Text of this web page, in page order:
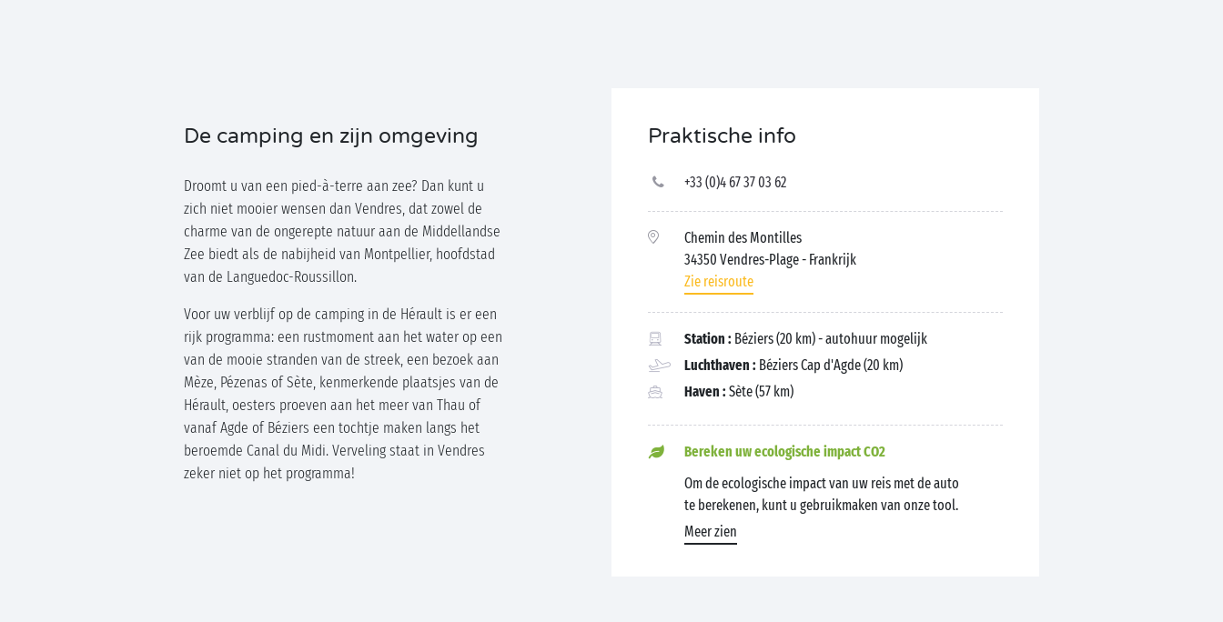
De camping en zijn omgeving
Droomt u van een pied-à-terre aan zee? Dan kunt u
zich niet mooier wensen dan Vendres, dat zowel de
charme van de ongerepte natuur aan de Middellandse
Zee biedt als de nabijheid van Montpellier, hoofdstad
van de Languedoc-Roussillon.
Voor uw verblijf op de camping in de Hérault is er een
rijk programma: een rustmoment aan het water op een
van de mooie stranden van de streek, een bezoek aan
Mèze, Pézenas of Sète, kenmerkende plaatsjes van de
Hérault, oesters proeven aan het meer van Thau of
vanaf Agde of Béziers een tochtje maken langs het
beroemde Canal du Midi. Verveling staat in Vendres
zeker niet op het programma!
Praktische info
+33 (0)4 67 37 03 62
Chemin des Montilles
34350 Vendres-Plage- Frankrijk
Zie reisroute
Station : Béziers (20 km) - autohuur mogelijk
Luchthaven : Béziers Cap d'Agde (20 km)
Haven : Sète (57 km)
Bereken uw ecologische impact CO2
Om de ecologische impact van uw reis met de auto
te berekenen, kunt u gebruikmaken van onze tool.
Meer zien